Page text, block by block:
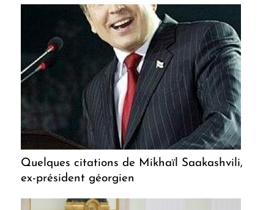
Quelques citations de Mikhaïl Saakashvili,
ex-président géorgien